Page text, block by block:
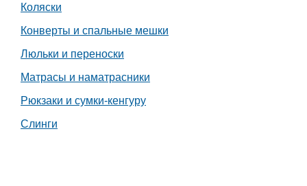
Погода
Еще
Коляски
Конверты и спальные мешки
Люльки и переноски
Матрасы и наматрасники
Рюкзаки и сумки-кенгуру
Слинги